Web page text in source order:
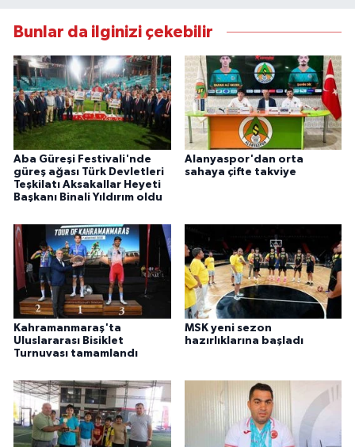
Bunlar da ilginizi çekebilir
Aba Güreşi Festivali'nde
güreş ağası Türk Devletleri
Teşkilatı Aksakallar Heyeti
Başkanı Binali Yıldırım oldu
Alanyaspor'dan orta
sahaya çifte takviye
Kahramanmaraş'ta
Uluslararası Bisiklet
Turnuvası tamamlandı
MSK yeni sezon
hazırlıklarına başladı